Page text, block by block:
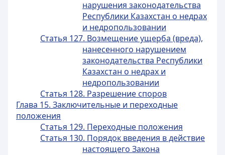
нарушения законодательства
Республики Казахстан о недрах
и недропользовании
Статья 127. Возмещение ущерба (вреда),
нанесенного нарушением
законодательства Республики
Казахстан о недрах и
недропользовании
Статья 128. Разрешение споров
Глава 15. Заключительные и переходные
положения
Статья 129. Переходные положения
Статья 130. Порядок введения в действие
настоящего Закона